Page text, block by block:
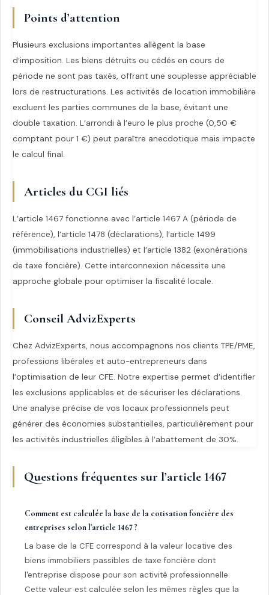
Points d’attention
Plusieurs exclusions importantes allègent la base
d’imposition. Les biens détruits ou cédés en cours de
période ne sont pas taxés, offrant une souplesse appréciable
lors de restructurations. Les activités de location immobilière
excluent les parties communes de la base, évitant une
double taxation. L’arrondi à l’euro le plus proche (0,50 €
comptant pour 1 €) peut paraître anecdotique mais impacte
le calcul final.
Articles du CGI liés
L’article 1467 fonctionne avec l’article 1467 A (période de
référence), l’article 1478 (déclarations), l’article 1499
(immobilisations industrielles) et l’article 1382 (exonérations
de taxe foncière). Cette interconnexion nécessite une
approche globale pour optimiser la fiscalité locale.
Conseil AdvizExperts
Chez AdvizExperts, nous accompagnons nos clients TPE/PME,
professions libérales et auto-entrepreneurs dans
l’optimisation de leur CFE. Notre expertise permet d’identifier
les exclusions applicables et de sécuriser les déclarations.
Une analyse précise de vos locaux professionnels peut
générer des économies substantielles, particulièrement pour
les activités industrielles éligibles à l’abattement de 30%.
Questions fréquentes sur l’article 1467
Comment est calculée la base de la cotisation foncière des
entreprises selon l'article 1467 ?
La base de la CFE correspond à la valeur locative des
biens immobiliers passibles de taxe foncière dont
l'entreprise dispose pour son activité professionnelle.
Cette valeur est calculée selon les mêmes règles que la